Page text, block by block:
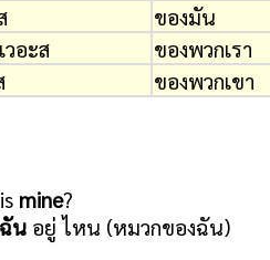
ของมัน
วอะส
ของพวกเรา
ของพวกเขา
mine?
น อยู่ ไหน (หมวกของฉัน)